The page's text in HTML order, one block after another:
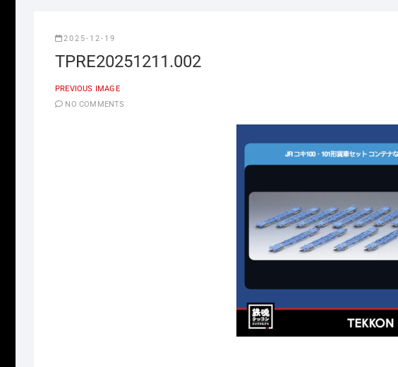
2025-12-19
TPRE20251211.002
PREVIOUS IMAGE
NO COMMENTS